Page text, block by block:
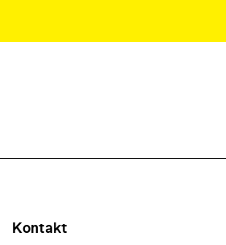
Kontakt